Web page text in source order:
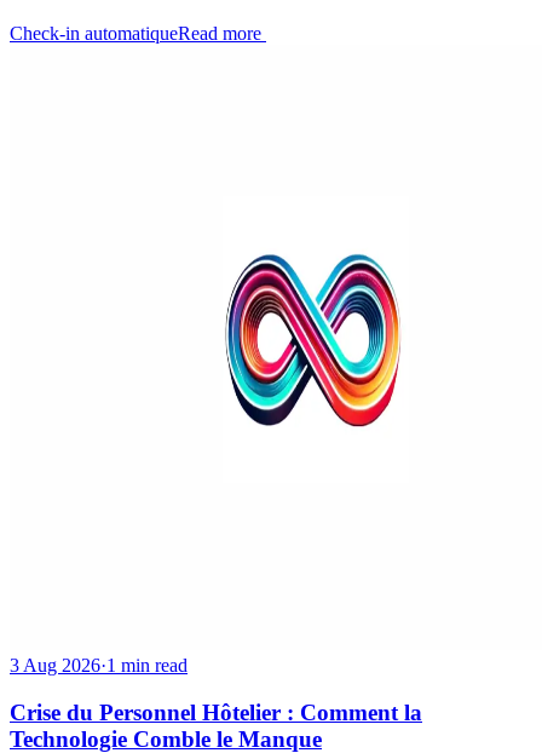
Check-in automatiqueRead more
3 Aug 2026·1 min read
Crise du Personnel Hôtelier : Comment la
Technologie Comble le Manque